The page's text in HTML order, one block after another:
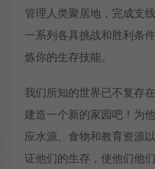
管理人类聚居地，完成支
一系列各具挑战和胜利条
炼你的生存技能。
我们所知的世界已不复存
建造一个新的家园吧！为
应水源、食物和教育资源
证他们的生存，使他们他